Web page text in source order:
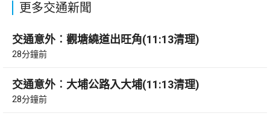
更多交通新聞
交通意外︰觀塘繞道出旺角(11:13清理)
28分鐘前
交通意外︰大埔公路入大埔(11:13清理)
28分鐘前